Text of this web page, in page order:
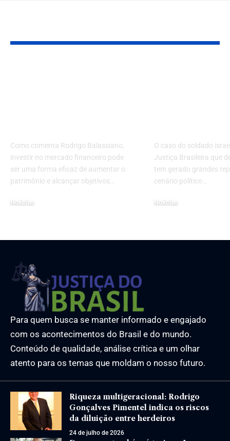
Como comenta Rodrigo Balassiano,
investir no mercado financeiro pode
ser uma forma eficaz de aumentar o
patrimônio e alcançar objetivos…
Noticias
O caso do soldado
Justiça Brasileira que
tem gerado grandes
cenário político…
Noticias
Para quem busca se manter informado e engajado
com os acontecimentos do Brasil e do mundo.
Conteúdo de qualidade, análise crítica e um olhar
atento para os temas que moldam o nosso futuro.
Riqueza multigeracional: Rodrigo
Gonçalves Pimentel indica os riscos
da diluição entre herdeiros
24 de julho de 2026